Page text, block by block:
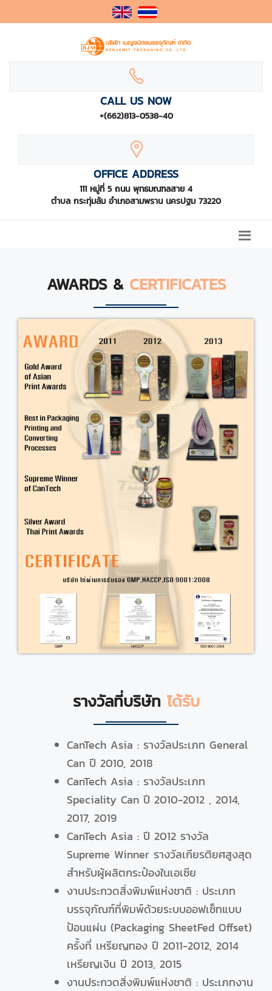
CALL US NOW
+(662)813-0538-40
OFFICE ADDRESS
111 หมู่ที่ 5 ถนน พุทธมณฑลสาย 4
ตำบล กระทุ่มล้ม อำเภอสามพราน นครปฐม 73220
AWARDS &CERTIFICATES
รางวัลที่บริษัท ได้รับ
CanTech Asia : รางวัลประเภท General
Can ปี 2010, 2018
CanTech Asia : รางวัลประเภท
Speciality Can ปี 2010-2012 , 2014,
2017, 2019
CanTech Asia : ปี 2012 รางวัล
Supreme Winner รางวัลเกียรติยศสูงสุด
สำหรับผู้ผลิตกระป๋องในเอเซีย
งานประกวดสิ่งพิมพ์แห่งชาติ : ประเภท
บรรจุภัณฑ์ที่พิมพ์ด้วยระบบออฟเซ็ทแบบ
ป้อนแผ่น (Packaging SheetFed Offset)
ครั้งที่ เหรียญทอง ปี 2011-2012, 2014
เหรียญเงิน ปี 2013, 2015
งานประกวดสิ่งพิมพ์แห่งชาติ : ประเภทงาน